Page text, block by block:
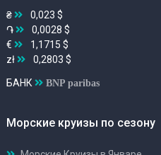
₴
0,023 $
֏
0,0028 $
€
1,1715 $
zł
0,2803 $
БАНК BNP paribas
Морские круизы по сезону